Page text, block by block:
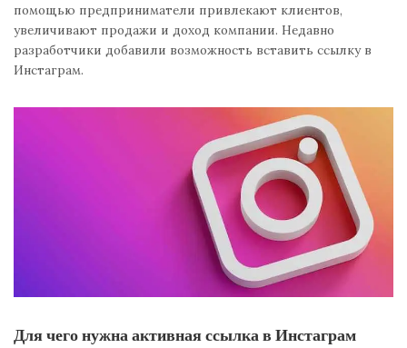
помощью предприниматели привлекают клиентов,
увеличивают продажи и доход компании. Недавно
разработчики добавили возможность вставить ссылку в
Инстаграм.
Для чего нужнаактивная ссылка в Инстаграм